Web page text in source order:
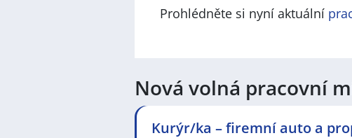
Prohlédněte si nyní aktuální
Nová volná pracovní
Kurýr/ka – firemní auto a